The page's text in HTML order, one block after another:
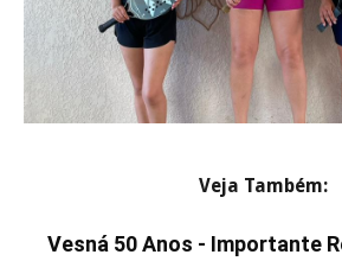
Veja Também:
Vesná 50 Anos - Importante